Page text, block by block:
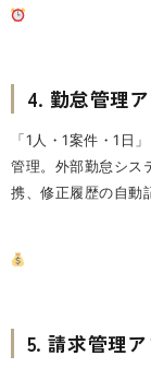
4. 勤怠管理ア
「1人・1案件・1日
管理。外部勤怠シス
携、修正履歴の自動
5. 請求管理ア